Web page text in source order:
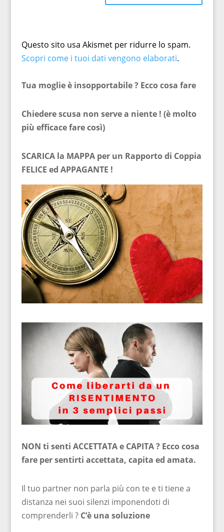
Questo sito usa Akismet per ridurre lo spam.
Scopri come i tuoi dati vengono elaborati.
Tua moglie è insopportabile ? Ecco cosa fare
Chiedere scusa non serve a niente ! (è molto
più efficace fare così)
SCARICA la MAPPA per un Rapporto di Coppia
FELICE ed APPAGANTE !
NON ti senti ACCETTATA e CAPITA ? Ecco cosa
fare per sentirti accettata, capita ed amata.
Il tuo partner non parla più con te e ti tiene a
distanza nei suoi silenzi imponendoti di
comprenderli ? C’è una soluzione